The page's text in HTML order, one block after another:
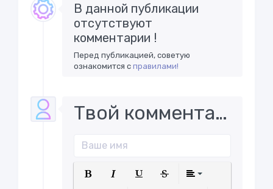
В данной публикации
отсутствуют
комментарии !
Перед публикацией, советую
ознакомится справилами!
Твой комментарий..